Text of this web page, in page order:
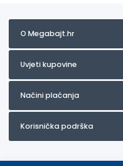
O Megabajt.hr
Uvjeti kupovine
Načini plaćanja
Korisnička podrška